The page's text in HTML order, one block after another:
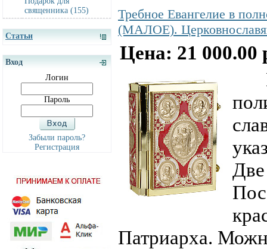
священника (155)
Статьи
Вход
Логин
Пароль
Забыли пароль?
Регистрация
Требное Евангелие в
(МАЛОЕ).
Цена: 21 000.00
Две
Патриарха.